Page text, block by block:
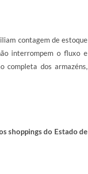
contagem de estoque
interrompem o fluxo e
completa dos armazéns,
shoppings do Estado de